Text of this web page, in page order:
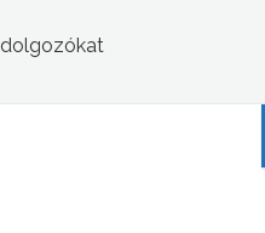
vendéglátó ipari
hogy segítsük a
De azon kívül,
olyan kényes témákat,